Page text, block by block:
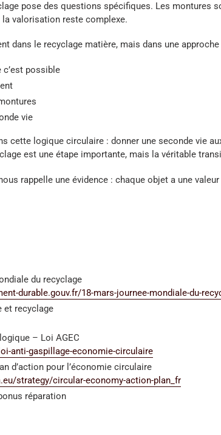
pose des questions spécifiques. Les montures
valorisation reste complexe.
dans le recyclage matière, mais dans une
possible
vie
cette logique circulaire : donner une seconde vie
est une étape importante, mais la véritable
rappelle une évidence : chaque objet a une
du recyclage
durable.gouv.fr/18-mars-journee-mondiale-du-
et recyclage
– Loi AGEC
anti-gaspillage-economie-circulaire
d’action pour l’économie circulaire
strategy/circular-economy-action-plan_fr
réparation